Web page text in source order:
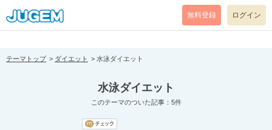
[pear_error: message="Success" code=0 mode=return level=notice
prefix="" info=""]
無料登録 ログイン
テーマトップ ダイエット 水泳ダイエット
水泳ダイエット
このテーマのついた記事：5件